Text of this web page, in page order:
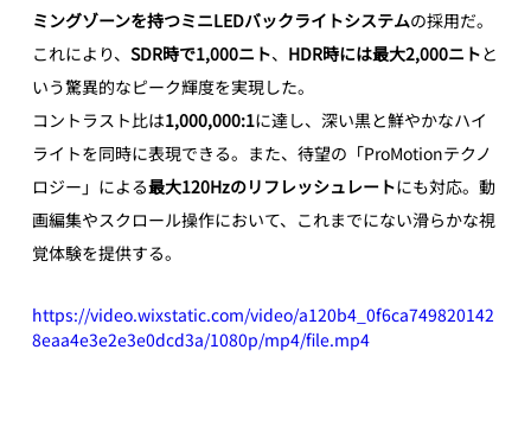
ミングゾーンを持つミニLEDバックライトシステムの採用だ。
これにより、 SDR時で1,000ニト、 HDR時には最大2,000ニトと
いう驚異的なピーク輝度を実現した。
コントラスト比は1,000,000:1に達し、深い黒と鮮やかなハイ
ライトを同時に表現できる。また、待望の「ProMotionテクノ
ロジー」による最大120Hzのリフレッシュレートにも対応。動
画編集やスクロール操作において、これまでにない滑らかな視
覚体験を提供する。
https://video.wixstatic.com/video/a120b4_0f6ca749820142
8eaa4e3e2e3e0dcd3a/1080p/mp4/file.mp4